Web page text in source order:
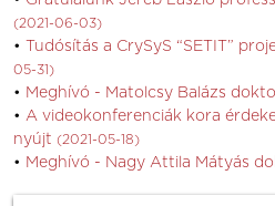
(2021-06-03)
Tudósítás a CrySyS “SETIT”
05-31)
Meghívó - Matolcsy Balázs
A videokonferenciák kora
nyújt (2021-05-18)
Meghívó - Nagy Attila Mátyás